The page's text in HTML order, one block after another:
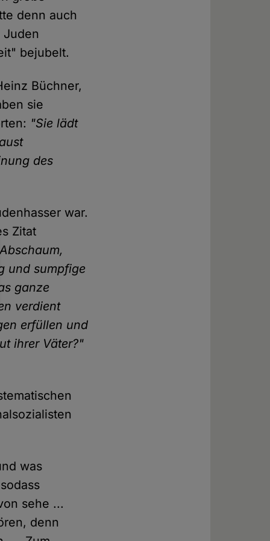
denn auch
Juden
bejubelt.
Büchner,
sie
"Sie lädt
des
war.
Zitat
und sumpfige
ganze
verdient
erfüllen und
ihrer Väter?"
was
sehe ...
denn